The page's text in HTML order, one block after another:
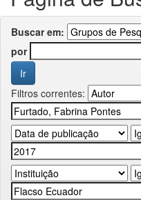
Buscar em:
por
Filtros correntes: